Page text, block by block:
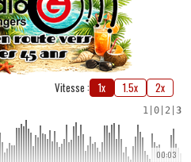
Vitesse : 1x 1.5x 2x
1 0 2 3
00:03